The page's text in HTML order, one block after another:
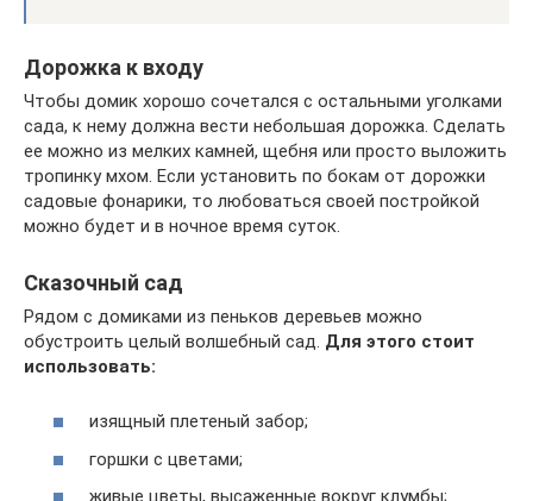
Дорожка к входу
Чтобы домик хорошо сочетался с остальными уголками
сада, к нему должна вести небольшая дорожка. Сделать
ее можно из мелких камней, щебня или просто выложить
тропинку мхом. Если установить по бокам от дорожки
садовые фонарики, то любоваться своей постройкой
можно будет и в ночное время суток.
Сказочный сад
Рядом с домиками из пеньков деревьев можно
обустроить целый волшебный сад. Для этого стоит
использовать:
изящный плетеный забор;
горшки с цветами;
живые цветы, высаженные вокруг клумбы;